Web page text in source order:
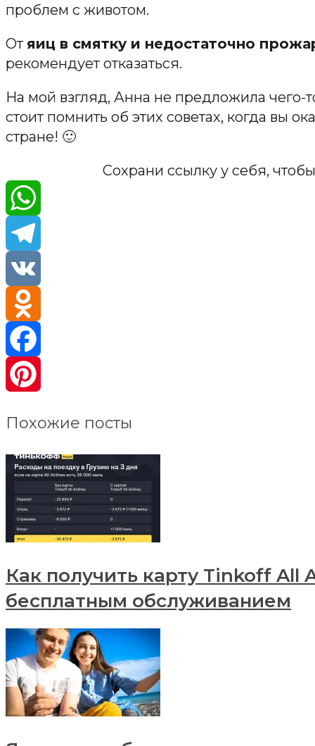
проблем с животом.
От яиц в смятку и недостаточно
рекомендует отказаться.
На мой взгляд, Анна не предложила чего-
стоит помнить об этих советах, когда вы
стране! 🙂
Сохрани ссылку у себя,
Похожие посты
Как получить карту Tinkoff All
бесплатным обслуживанием